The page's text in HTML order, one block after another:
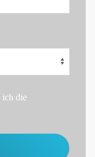
ich die